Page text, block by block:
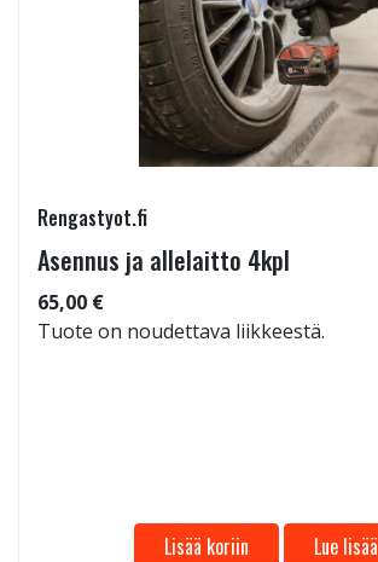
Rengastyot.fi
Asennus ja allelaitto 4kpl
65,00 €
Tuote on noudettava liikkeestä.
Lisää koriin Lue lisää